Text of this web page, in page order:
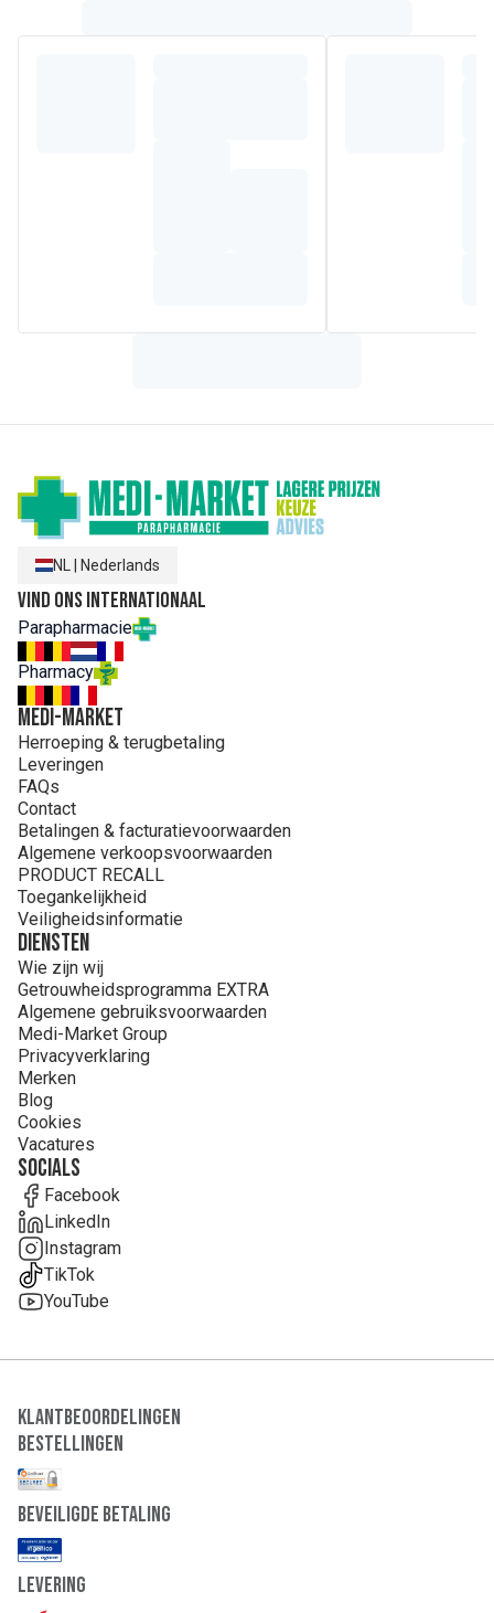
wanneer het overstapt van borst naar fles. NAN Evolia 3
fucosyllactose, ijzersulfaat, zinksulfaat, zuurteregelaar:
NL Nederlands
Vind ons internationaal
Parapharmacie
Pharmacy
MEDI-MARKET
Herroeping & terugbetaling
Leveringen
FAQs
Contact
Betalingen & facturatievoorwaarden
Algemene verkoopsvoorwaarden
PRODUCT RECALL
Toegankelijkheid
Veiligheidsinformatie
Diensten
Wie zijn wij
Getrouwheidsprogramma EXTRA
Algemene gebruiksvoorwaarden
Medi-Market Group
Privacyverklaring
Merken
Blog
Cookies
Vacatures
Socials
Facebook
LinkedIn
Instagram
TikTok
YouTube
Klantbeoordelingen
Bestellingen
Beveiligde Betaling
Levering